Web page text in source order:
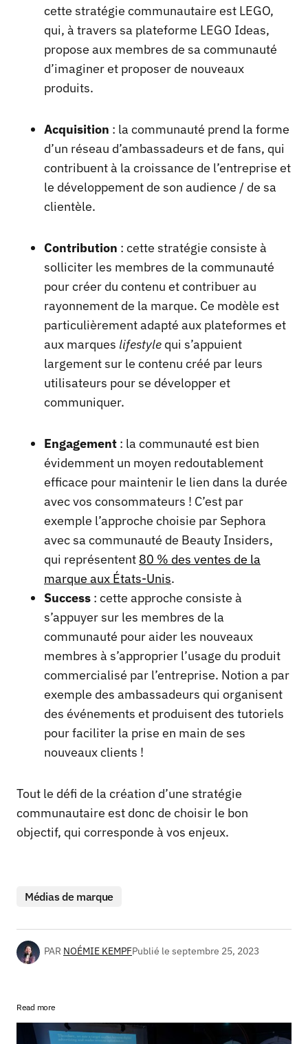
cette stratégie communautaire est LEGO,
qui, à travers sa plateforme LEGO Ideas,
propose aux membres de sa communauté
d’imaginer et proposer de nouveaux
produits.
Acquisition : la communauté prend la forme
d’un réseau d’ambassadeurs et de fans, qui
contribuent à la croissance de l’entreprise et
le développement de son audience / de sa
clientèle.
Contribution : cette stratégie consiste à
solliciter les membres de la communauté
pour créer du contenu et contribuer au
rayonnement de la marque. Ce modèle est
particulièrement adapté aux plateformes et
aux marques lifestyle qui s’appuient
largement sur le contenu créé par leurs
utilisateurs pour se développer et
communiquer.
Engagement : la communauté est bien
évidemment un moyen redoutablement
efficace pour maintenir le lien dans la durée
avec vos consommateurs ! C’est par
exemple l’approche choisie par Sephora
avec sa communauté de Beauty Insiders,
qui représentent 80 % des ventes de la
marque aux États-Unis.
Success : cette approche consiste à
s’appuyer sur les membres de la
communauté pour aider les nouveaux
membres à s’approprier l’usage du produit
commercialisé par l’entreprise. Notion a par
exemple des ambassadeurs qui organisent
des événements et produisent des tutoriels
pour faciliter la prise en main de ses
nouveaux clients !
Tout le défi de la création d’une stratégie
communautaire est donc de choisir le bon
objectif, qui corresponde à vos enjeux.
Médias de marque
PAR NOÉMIE KEMPFPublié le septembre 25, 2023
Read more